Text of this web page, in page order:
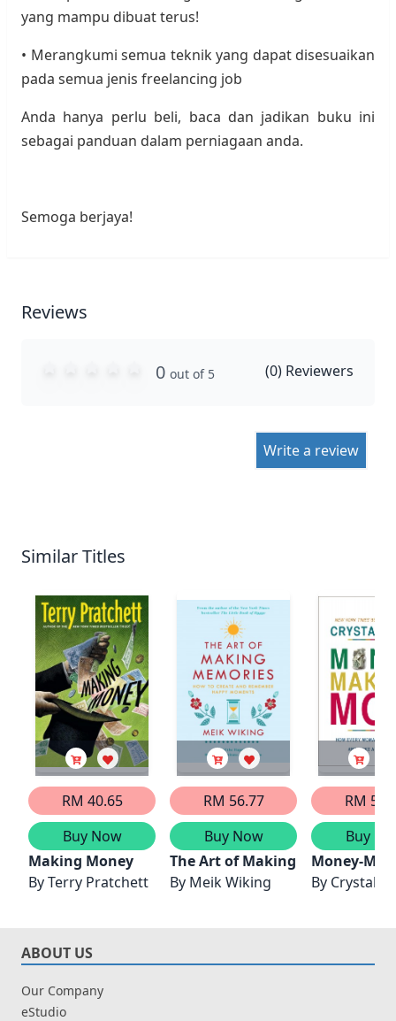
yang mampu dibuat terus!
• Merangkumi semua teknik yang dapat disesuaikan
pada semua jenis freelancing job
Anda hanya perlu beli, baca dan jadikan buku ini
sebagai panduan dalam perniagaan anda.
Semoga berjaya!
Reviews
0 out of 5 (0) Reviewers
Write a review
Similar Titles
RM 40.65
Buy Now
Making Money
ByTerry Pratchett
RM 56.77
Buy Now
The Art of Making Memories
By Meik Wiking
RM
Buy
Money-
By Crystal
ABOUT US
Our Company
eStudio